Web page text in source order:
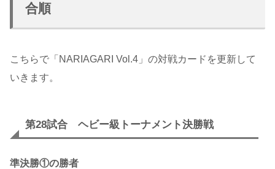
合順
こちらで「NARIAGARI Vol.4」の対戦カードを更新して
いきます。
第28試合 ヘビー級トーナメント決勝戦
準決勝①の勝者